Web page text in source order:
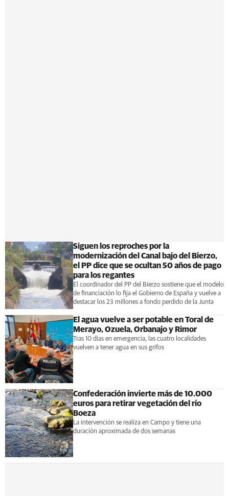
Siguen los reproches por la
modernización del Canal bajo del Bierzo,
el PP dice que se ocultan 50 años de pago
para los regantes
El coordinador del PP del Bierzo sostiene que el modelo
de financiación lo fija el Gobierno de España y vuelve a
destacar los 23 millones a fondo perdido de la Junta
El agua vuelve a ser potable en Toral de
Merayo, Ozuela, Orbanajo y Rimor
Tras 10 días en emergencia, las cuatro localidades
vuelven a tener agua en sus grifos
Confederación invierte más de 10.000
euros para retirar vegetación del río
Boeza
La intervención se realiza en Campo y tiene una
duración aproximada de dos semanas